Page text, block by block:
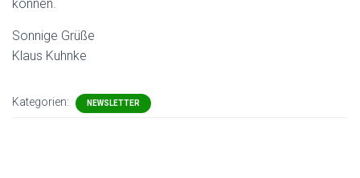
können.
Sonnige Grüße
Klaus Kuhnke
Kategorien: NEWSLETTER